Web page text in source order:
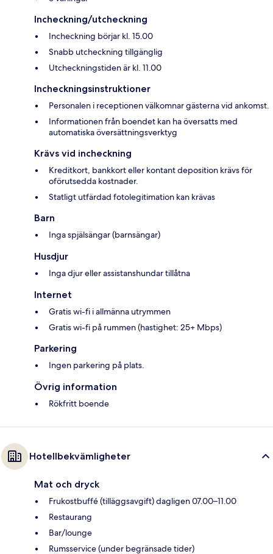
Incheckning/utcheckning
Incheckning börjar kl. 15.00
Snabb utcheckning tillgänglig
Utcheckningstiden är kl. 11.00
Incheckningsinstruktioner
Personalen i receptionen välkomnar gästerna vid ankomst.
Informationen från boendet kan ha översatts med
automatiska översättningsverktyg
Krävs vid incheckning
Kreditkort, bankkort eller kontant deposition krävs för
oförutsedda kostnader.
Statligt utfärdad fotolegitimation kan krävas
Barn
Inga spjälsängar (barnsängar)
Husdjur
Inga djur eller assistanshundar tillåtna
Internet
Gratis wi-fi i allmänna utrymmen
Gratis wi-fi på rummen (hastighet: 25+ Mbps)
Parkering
Ingen parkering på plats.
Övrig information
Rökfritt boende
Hotellbekvämligheter
Mat och dryck
Frukostbuffé (tilläggsavgift) dagligen 07.00–11.00
Restaurang
Bar/lounge
Rumsservice (under begränsade tider)